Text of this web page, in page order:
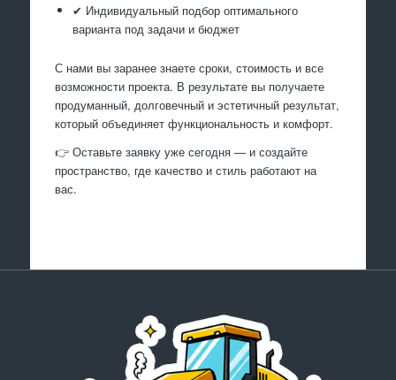
✔ Индивидуальный подбор оптимального
варианта под задачи и бюджет
С нами вы заранее знаете сроки, стоимость и все
возможности проекта. В результате вы получаете
продуманный, долговечный и эстетичный результат,
который объединяет функциональность и комфорт.
👉 Оставьте заявку уже сегодня — и создайте
пространство, где качество и стиль работают на
вас.